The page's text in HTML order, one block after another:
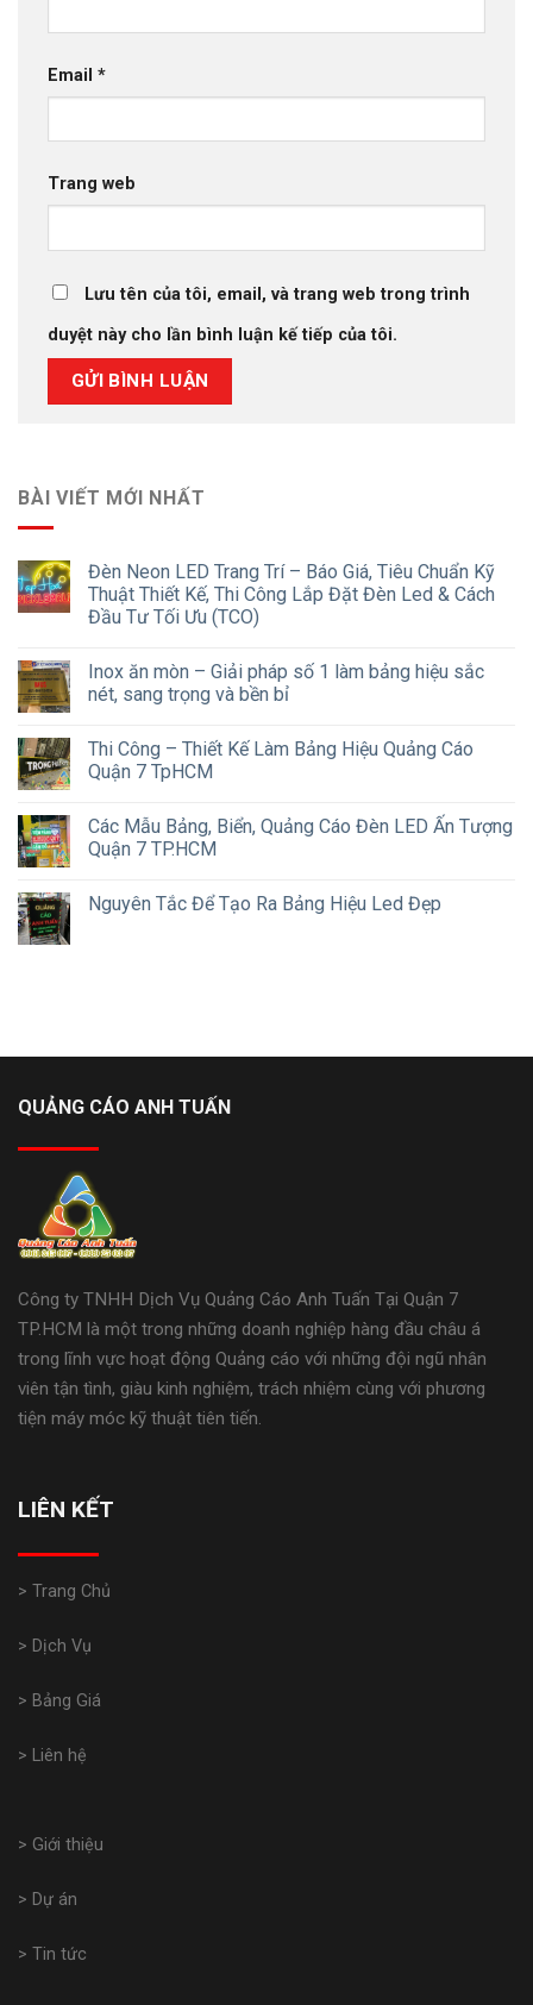
Email *
Trang web
Lưu tên của tôi, email, và trang web trong trình
duyệt này cho lần bình luận kế tiếp của tôi.
BÀI VIẾT MỚI NHẤT
Đèn Neon LED Trang Trí – Báo Giá, Tiêu Chuẩn Kỹ
Thuật Thiết Kế, Thi Công Lắp Đặt Đèn Led & Cách
Đầu Tư Tối Ưu (TCO)
Inox ăn mòn – Giải pháp số 1 làm bảng hiệu sắc
nét, sang trọng và bền bỉ
Thi Công – Thiết Kế Làm Bảng Hiệu Quảng Cáo
Quận 7 TpHCM
Các Mẫu Bảng, Biển, Quảng Cáo Đèn LED Ấn Tượng
Quận 7 TP.HCM
Nguyên Tắc Để Tạo Ra Bảng Hiệu Led Đẹp
QUẢNG CÁO ANH TUẤN
Công ty TNHH Dịch Vụ Quảng Cáo Anh Tuấn Tại Quận 7
TP.HCM là một trong những doanh nghiệp hàng đầu châu á
trong lĩnh vực hoạt động Quảng cáo với những đội ngũ nhân
viên tận tình, giàu kinh nghiệm, trách nhiệm cùng với phương
tiện máy móc kỹ thuật tiên tiến.
LIÊN KẾT
> Trang Chủ
> Dịch Vụ
> Bảng Giá
> Liên hệ
> Giới thiệu
> Dự án
> Tin tức